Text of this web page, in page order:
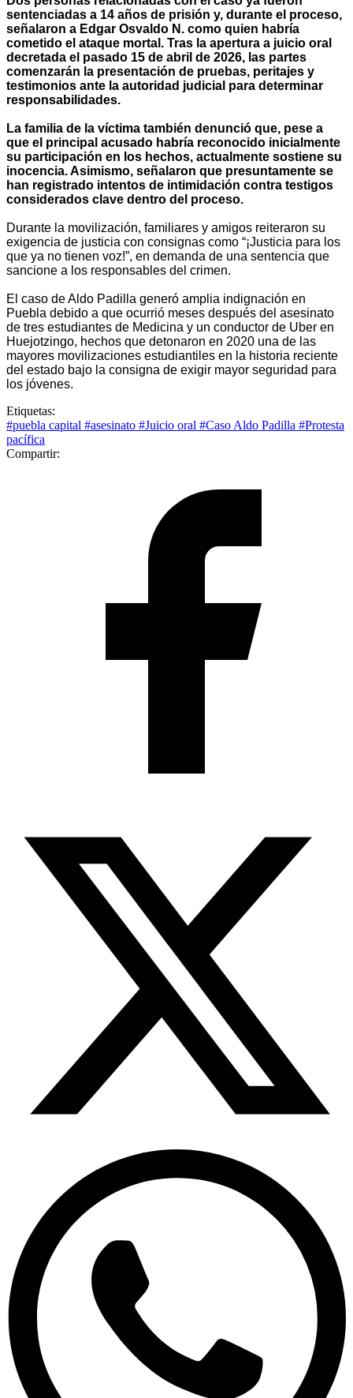
sentenciadas a 14 años de prisión y, durante el proceso,
señalaron a Edgar Osvaldo N. como quien habría
cometido el ataque mortal. Tras la apertura a juicio oral
decretada el pasado 15 de abril de 2026, las partes
comenzarán la presentación de pruebas, peritajes y
testimonios ante la autoridad judicial para determinar
responsabilidades.
La familia de la víctima también denunció que, pese a
que el principal acusado habría reconocido inicialmente
su participación en los hechos, actualmente sostiene su
inocencia. Asimismo, señalaron que presuntamente se
han registrado intentos de intimidación contra testigos
considerados clave dentro del proceso.
Durante la movilización, familiares y amigos reiteraron su
exigencia de justicia con consignas como “¡Justicia para los
que ya no tienen voz!”, en demanda de una sentencia que
sancione a los responsables del crimen.
El caso de Aldo Padilla generó amplia indignación en
Puebla debido a que ocurrió meses después del asesinato
de tres estudiantes de Medicina y un conductor de Uber en
Huejotzingo, hechos que detonaron en 2020 una de las
mayores movilizaciones estudiantiles en la historia reciente
del estado bajo la consigna de exigir mayor seguridad para
los jóvenes.
Etiquetas:
#puebla capital #asesinato #Juicio oral #Caso Aldo Padilla #Protesta
pacífica
Compartir: